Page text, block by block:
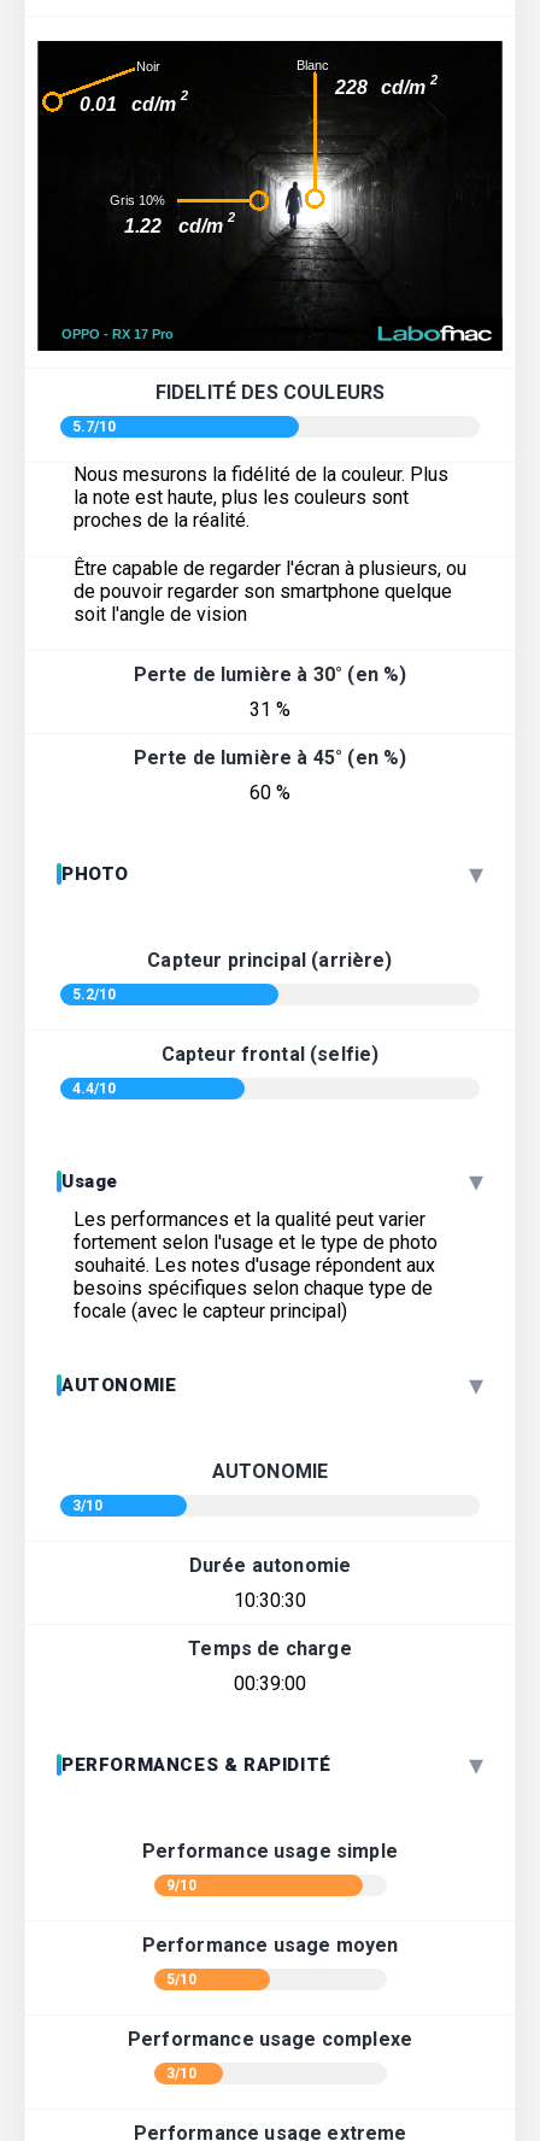
FIDELITÉ DES COULEURS
5.7/10
Nous mesurons la fidélité de la couleur. Plus
la note est haute, plus les couleurs sont
proches de la réalité.
Être capable de regarder l'écran à plusieurs, ou
de pouvoir regarder son smartphone quelque
soit l'angle de vision
Perte de lumière à 30° (en %)
31 %
Perte de lumière à 45° (en %)
60 %
PHOTO ▾
Capteur principal (arrière)
5.2/10
Capteur frontal (selfie)
4.4/10
Usage ▾
Les performances et la qualité peut varier
fortement selon l'usage et le type de photo
souhaité. Les notes d'usage répondent aux
besoins spécifiques selon chaque type de
focale (avec le capteur principal)
AUTONOMIE ▾
AUTONOMIE
3/10
Durée autonomie
10:30:30
Temps de charge
00:39:00
PERFORMANCES & RAPIDITÉ ▾
Performance usage simple
9/10
Performance usage moyen
5/10
Performance usage complexe
3/10
Performance usage extreme